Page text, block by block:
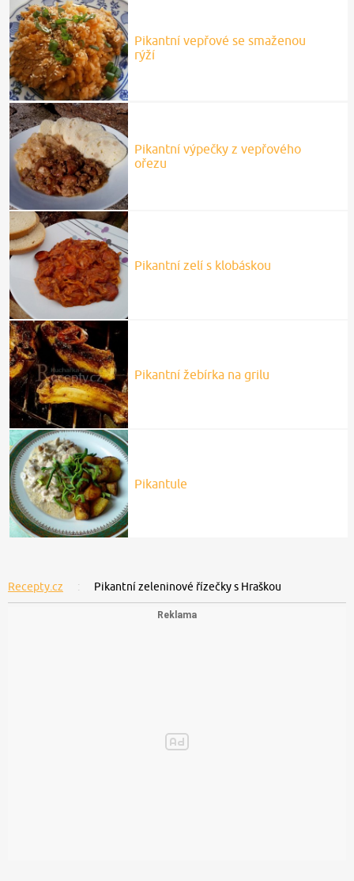
Pikantní vepřové se smaženou
rýží
Pikantní výpečky z vepřového
ořezu
Pikantní zelí s klobáskou
Pikantní žebírka na grilu
Pikantule
Recepty.cz Pikantní zeleninové řízečky s Hraškou